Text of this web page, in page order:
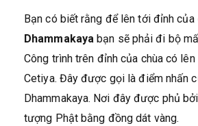
Bạn có biết rằng để lên tới đỉnh của
Dhammakaya bạn sẽ phải đi bộ
Công trình trên đỉnh của chùa có lên
Cetiya. Đây được gọi là điểm nhấn
Dhammakaya. Nơi đây được phủ
tượng Phật bằng đồng dát vàng.